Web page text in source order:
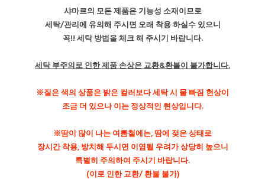
샤마르의 모든 제품은 기능성 소재이므로
세탁/관리에 유의해 주시면 오래 착용 하실수 있으니
꼭!! 세탁 방법을 체크 해 주시기 바랍니다.
세탁 부주의로 인한 제품 손상은 교환&환불이 불가합니다.
※짙은 색의 상품은 밝은 컬러보다 세탁 시 물 빠짐 현상이
조금 더 있으나 이는 정상적인 현상입니다.
※땀이 많이 나는 여름철에는, 땀에 젖은 상태로
장시간 착용, 방치해 두시면 이염될 우려가 상당히 높으니
특별히 주의하여 주시기 바랍니다.
(이로 인한 교환/ 환불 불가)